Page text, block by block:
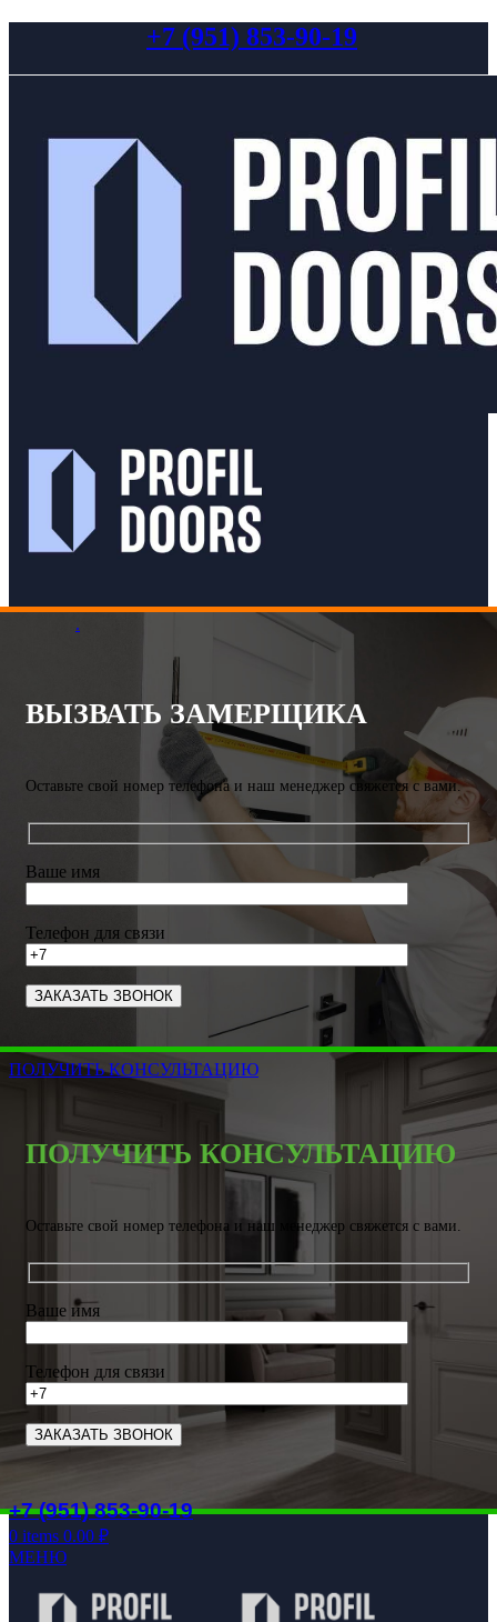
+7 (951) 853-90-19
.
ВЫЗВАТЬ ЗАМЕРЩИКА
Оставьте свой номер телефона и наш менеджер свяжется с вами.
Ваше имя
Телефон для связи
ПОЛУЧИТЬ КОНСУЛЬТАЦИЮ
ПОЛУЧИТЬ КОНСУЛЬТАЦИЮ
Оставьте свой номер телефона и наш менеджер свяжется с вами.
Ваше имя
Телефон для связи
+7 (951) 853-90-19
0 items 0.00 ₽
МЕНЮ